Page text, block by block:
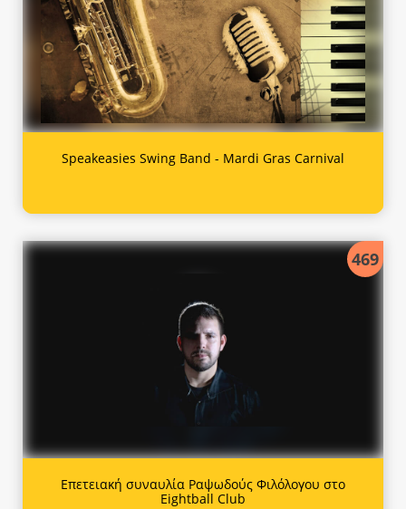
Speakeasies Swing Band - Mardi Gras Carnival
469
Επετειακή συναυλία Ραψωδούς Φιλόλογου στο
Eightball Club